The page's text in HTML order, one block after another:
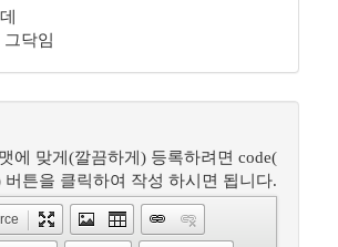
닥임
에 맞게(깔끔하게) 등록하려면 code(
버튼을 클릭하여 작성 하시면 됩니다.